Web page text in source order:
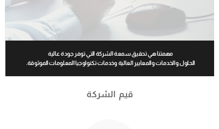
مهمتنا هي تحقيق سمعة الشركة التي توفر جودة عالية
الحلول والخدمات والمعايير العالية وخدمات تكنولوجيا المعلومات الموثوقة.
قيم الشركة